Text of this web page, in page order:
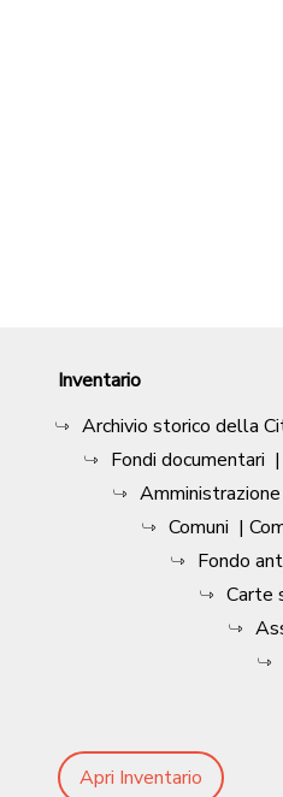
Inventario
Archivio storico della
Fondi documentari |
Comuni |
Fondo
Carte
Apri Inventario